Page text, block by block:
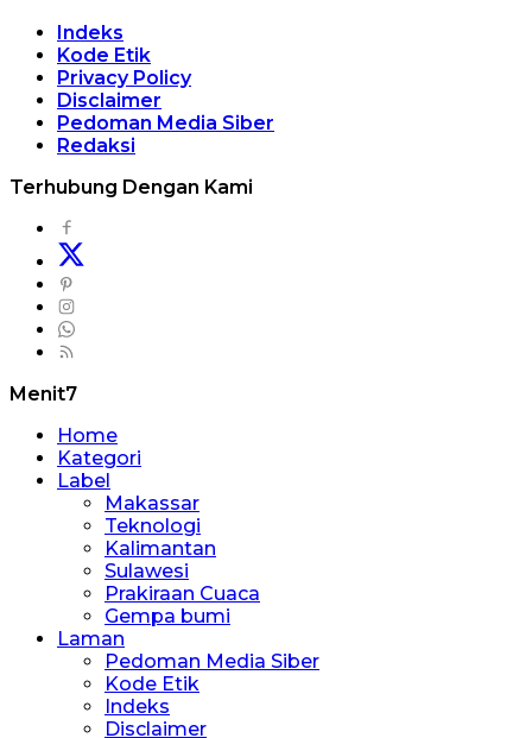
Indeks
Kode Etik
Privacy Policy
Disclaimer
Pedoman Media Siber
Redaksi
Terhubung Dengan Kami
Menit7
Home
Kategori
Label
Makassar
Teknologi
Kalimantan
Sulawesi
Prakiraan Cuaca
Gempa bumi
Laman
Pedoman Media Siber
Kode Etik
Indeks
Disclaimer